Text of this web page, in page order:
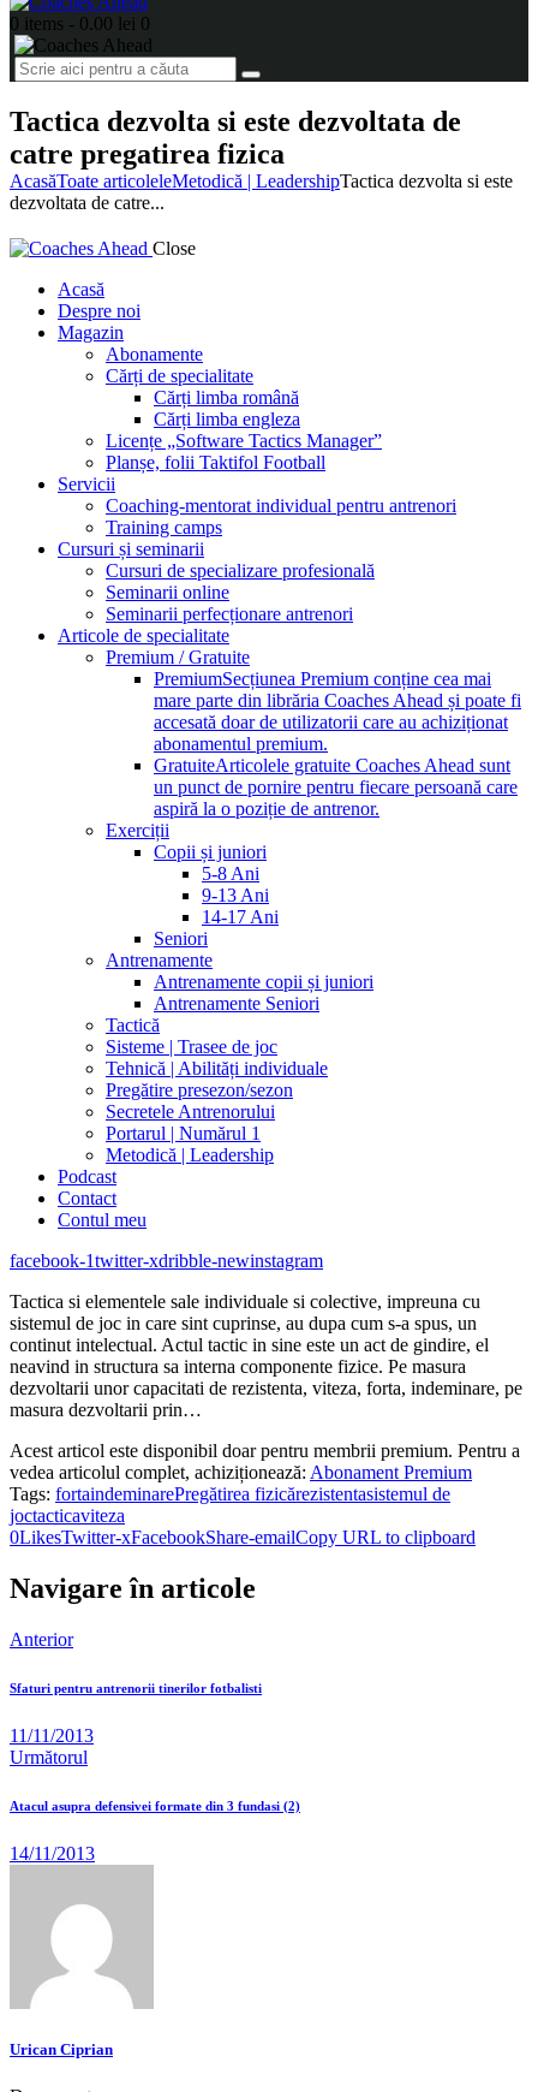
0 items - 0.00 lei 0
Tactica dezvolta si este dezvoltata de
catre pregatirea fizica
AcasăToate articoleleMetodică | LeadershipTactica dezvolta si este
dezvoltata de catre...
Close
Acasă
Despre noi
Magazin
Abonamente
Cărți de specialitate
Cărți limba română
Cărți limba engleza
Licențe „Software Tactics Manager”
Planșe, folii Taktifol Football
Servicii
Coaching-mentorat individual pentru antrenori
Training camps
Cursuri și seminarii
Cursuri de specializare profesională
Seminarii online
Seminarii perfecționare antrenori
Articole de specialitate
Premium / Gratuite
PremiumSecțiunea Premium conține cea mai
mare parte din librăria Coaches Ahead și poate fi
accesată doar de utilizatorii care au achiziționat
abonamentul premium.
GratuiteArticolele gratuite Coaches Ahead sunt
un punct de pornire pentru fiecare persoană care
aspiră la o poziție de antrenor.
Exerciții
Copii și juniori
5-8 Ani
9-13 Ani
14-17 Ani
Seniori
Antrenamente
Antrenamente copii și juniori
Antrenamente Seniori
Tactică
Sisteme | Trasee de joc
Tehnică | Abilități individuale
Pregătire presezon/sezon
Secretele Antrenorului
Portarul | Numărul 1
Metodică | Leadership
Podcast
Contact
Contul meu
facebook-1twitter-xdribble-newinstagram
Tactica si elementele sale individuale si colective, impreuna cu
sistemul de joc in care sint cuprinse, au dupa cum s-a spus, un
continut intelectual. Actul tactic in sine este un act de gindire, el
neavind in structura sa interna componente fizice. Pe masura
dezvoltarii unor capacitati de rezistenta, viteza, forta, indeminare, pe
masura dezvoltarii prin…
Acest articol este disponibil doar pentru membrii premium. Pentru a
vedea articolul complet, achiziționează: Abonament Premium
Tags: fortaindeminarePregătirea fizicărezistentasistemul de
joctacticaviteza
0LikesTwitter-xFacebookShare-emailCopy URL to clipboard
Navigare în articole
Anterior
Sfaturi pentru antrenorii tinerilor fotbalisti
11/11/2013
Următorul
Atacul asupra defensivei formate din 3 fundasi (2)
14/11/2013
Urican Ciprian